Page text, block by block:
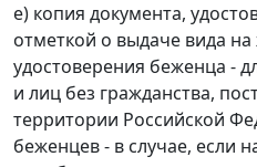
е) копия документа,
отметкой о выдаче вида
удостоверения беженца -
и лиц без гражданства,
территории Российской
беженцев - в случае, если